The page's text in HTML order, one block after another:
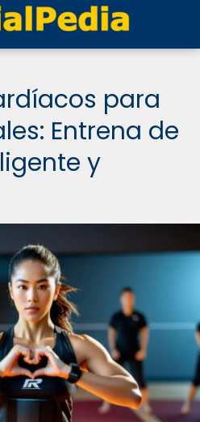
para
Entrena de
y